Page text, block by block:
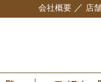
会社概要 ／ 店